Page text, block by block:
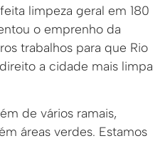
limpeza geral em 180
o emprenho da
trabalhos para que Rio
a cidade mais limpa
de vários ramais,
áreas verdes. Estamos